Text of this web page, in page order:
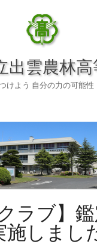
出雲農林
けよう 自分の力の可能性
クラブ】
しまし